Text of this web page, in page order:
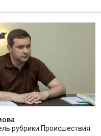
рубрики Происшествия